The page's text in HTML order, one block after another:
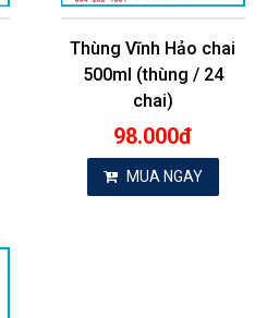
Thùng Vĩnh Hảo chai
500ml (thùng / 24
chai)
98.000đ
MUA NGAY